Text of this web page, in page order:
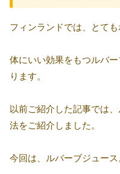
フィンランドでは、とて
体にいい効果をもつルバ
ります。
以前ご紹介した記事では
法をご紹介しました。
今回は、ルバーブジュース